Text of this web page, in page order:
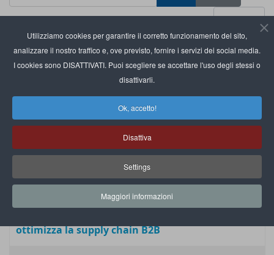
Utilizziamo cookies per garantire il corretto funzionamento del sito,
analizzare il nostro traffico e, ove previsto, fornire i servizi dei social media.
I cookies sono DISATTIVATI. Puoi scegliere se accettare l'uso degli stessi o
disattivarli.
Ok, accetto!
Disattiva
Settings
Maggiori informazioni
Visualizza #
Titolo
Poleepo integra Odoo per collegare in modo
diretto Erp e marketplace
Clevertech trasforma la gestione degli acquisti
con Iungo
Leyland si affida a Leading Resolutions per
trasformare il sistema Erp
Manhattan lancia la soluzione cloud che
ottimizza la supply chain B2B